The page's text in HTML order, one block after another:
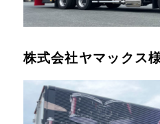
株式会社ヤマックス